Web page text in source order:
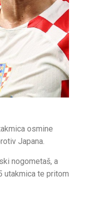
osmine
Japana.
nogometaš, a
utakmica te pritom